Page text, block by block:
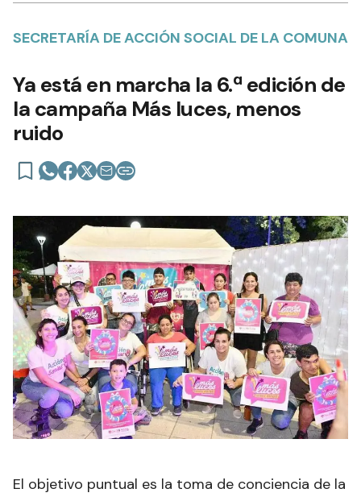
SECRETARÍA DE ACCIÓN SOCIAL DE LA COMUNA
Ya está en marcha la 6.ª edición de
la campaña Más luces, menos
ruido
El objetivo puntual es la toma de conciencia de la